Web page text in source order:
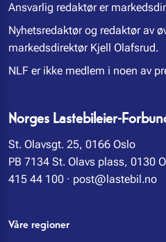
Ansvarlig redaktør er
Nyhetsredaktør og redaktør av
markedsdirektør Kjell Olafsrud.
NLF er ikke medlem i noen av
Norges Lastebileier-
St. Olavsgt. 25, 0166 Oslo
PB 7134 St. Olavs plass, 0130
415 44 100 · post@lastebil.no
Våre regioner